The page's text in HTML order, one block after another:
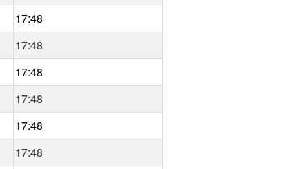
17:48
17:48
17:48
17:48
17:48
17:48